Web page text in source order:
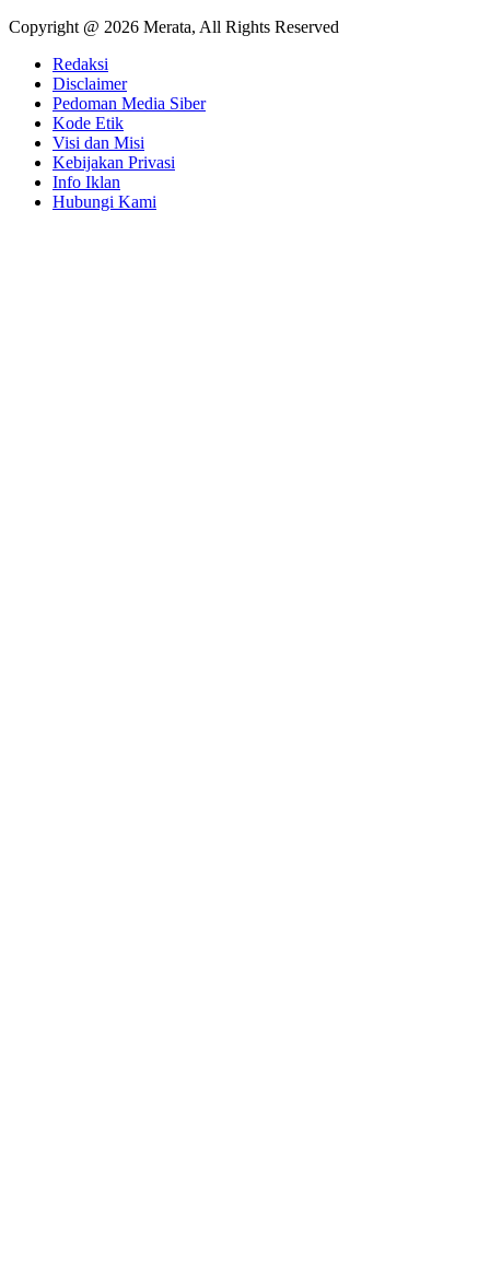
Copyright @ 2026 Merata, All Rights Reserved
Redaksi
Disclaimer
Pedoman Media Siber
Kode Etik
Visi dan Misi
Kebijakan Privasi
Info Iklan
Hubungi Kami